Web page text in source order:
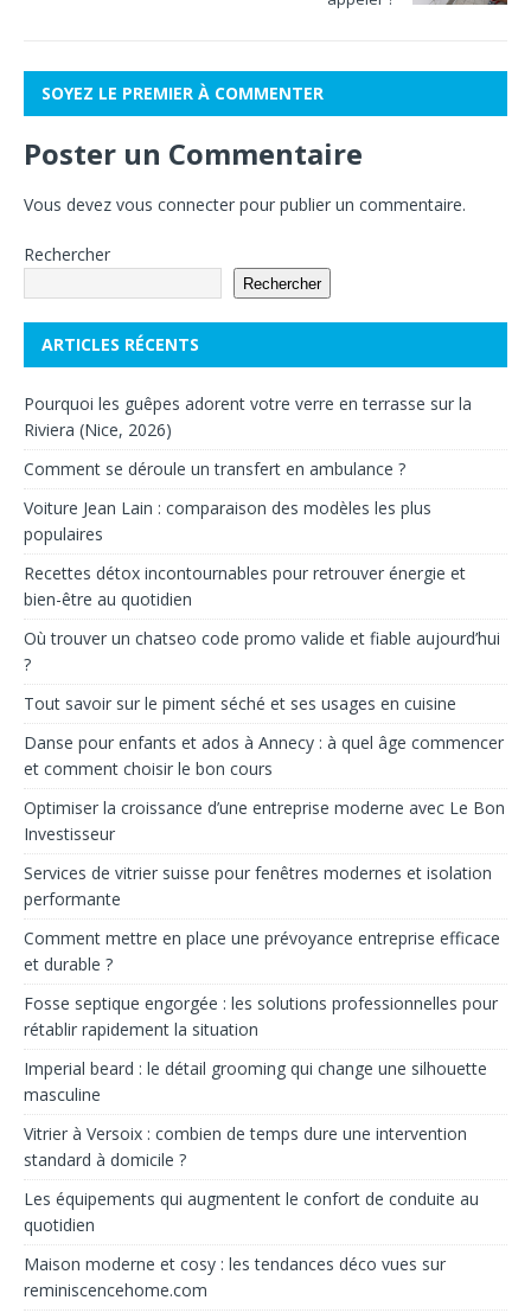
SOYEZ LE PREMIER À COMMENTER
Poster un Commentaire
Vous devez vous connecter pour publier un commentaire.
Rechercher
Rechercher
ARTICLES RÉCENTS
Pourquoi les guêpes adorent votre verre en terrasse sur la
Riviera (Nice, 2026)
Comment se déroule un transfert en ambulance ?
Voiture Jean Lain : comparaison des modèles les plus
populaires
Recettes détox incontournables pour retrouver énergie et
bien-être au quotidien
Où trouver un chatseo code promo valide et fiable aujourd’hui
?
Tout savoir sur le piment séché et ses usages en cuisine
Danse pour enfants et ados à Annecy : à quel âge commencer
et comment choisir le bon cours
Optimiser la croissance d’une entreprise moderne avec Le Bon
Investisseur
Services de vitrier suisse pour fenêtres modernes et isolation
performante
Comment mettre en place une prévoyance entreprise efficace
et durable ?
Fosse septique engorgée : les solutions professionnelles pour
rétablir rapidement la situation
Imperial beard : le détail grooming qui change une silhouette
masculine
Vitrier à Versoix : combien de temps dure une intervention
standard à domicile ?
Les équipements qui augmentent le confort de conduite au
quotidien
Maison moderne et cosy : les tendances déco vues sur
reminiscencehome.com